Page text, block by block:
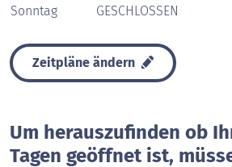
Sonntag
GESCHLOSSEN
Zeitpläne ändern
Um herauszufinden ob
Tagen geöffnet ist,